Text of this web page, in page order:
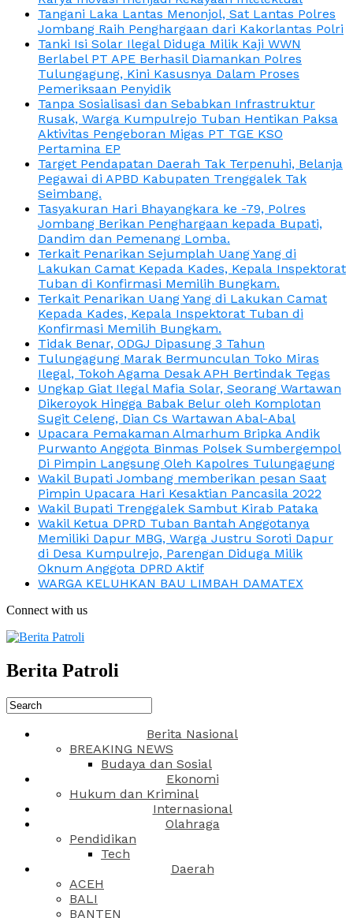
Tangani Laka Lantas Menonjol, Sat Lantas Polres
Jombang Raih Penghargaan dari Kakorlantas Polri
Tanki Isi Solar Ilegal Diduga Milik Kaji WWN
Berlabel PT APE Berhasil Diamankan Polres
Tulungagung, Kini Kasusnya Dalam Proses
Pemeriksaan Penyidik
Tanpa Sosialisasi dan Sebabkan Infrastruktur
Rusak, Warga Kumpulrejo Tuban Hentikan Paksa
Aktivitas Pengeboran Migas PT TGE KSO
Pertamina EP
Target Pendapatan Daerah Tak Terpenuhi, Belanja
Pegawai di APBD Kabupaten Trenggalek Tak
Seimbang.
Tasyakuran Hari Bhayangkara ke -79, Polres
Jombang Berikan Penghargaan kepada Bupati,
Dandim dan Pemenang Lomba.
Terkait Penarikan Sejumplah Uang Yang di
Lakukan Camat Kepada Kades, Kepala Inspektorat
Tuban di Konfirmasi Memilih Bungkam.
Terkait Penarikan Uang Yang di Lakukan Camat
Kepada Kades, Kepala Inspektorat Tuban di
Konfirmasi Memilih Bungkam.
Tidak Benar, ODGJ Dipasung 3 Tahun
Tulungagung Marak Bermunculan Toko Miras
Ilegal, Tokoh Agama Desak APH Bertindak Tegas
Ungkap Giat Ilegal Mafia Solar, Seorang Wartawan
Dikeroyok Hingga Babak Belur oleh Komplotan
Sugit Celeng, Dian Cs Wartawan Abal-Abal
Upacara Pemakaman Almarhum Bripka Andik
Purwanto Anggota Binmas Polsek Sumbergempol
Di Pimpin Langsung Oleh Kapolres Tulungagung
Wakil Bupati Jombang memberikan pesan Saat
Pimpin Upacara Hari Kesaktian Pancasila 2022
Wakil Bupati Trenggalek Sambut Kirab Pataka
Wakil Ketua DPRD Tuban Bantah Anggotanya
Memiliki Dapur MBG, Warga Justru Soroti Dapur
di Desa Kumpulrejo, Parengan Diduga Milik
Oknum Anggota DPRD Aktif
WARGA KELUHKAN BAU LIMBAH DAMATEX
Connect with us
Berita Patroli
Berita Nasional
BREAKING NEWS
Budaya dan Sosial
Ekonomi
Hukum dan Kriminal
Internasional
Olahraga
Pendidikan
Tech
Daerah
ACEH
BALI
BANTEN